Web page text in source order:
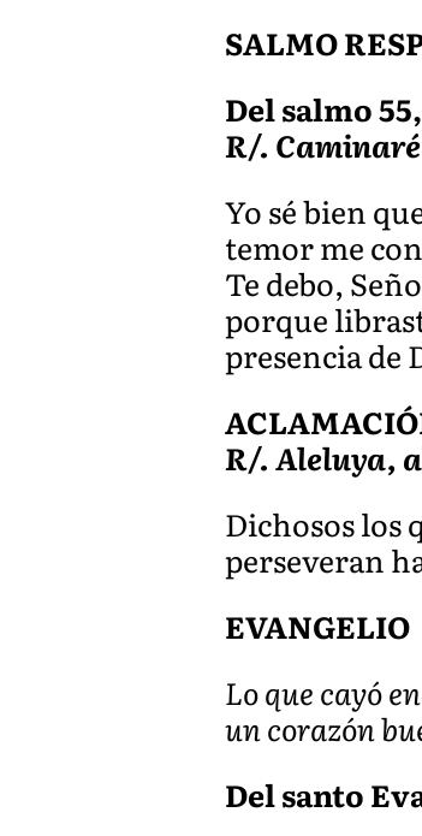
SALMO
Del salmo 55,
R/.
Yo sé bien
temor me
Te debo,
porque
presencia de
R/. Aleluya,
Dichosos los
perseveran
EVANGELIO
Lo que cayó
un corazón
Del santo